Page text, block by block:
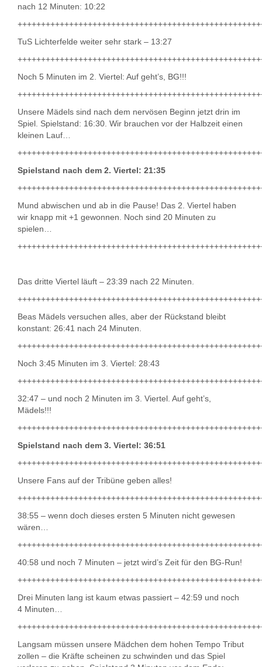
nach 12 Minuten: 10:22
TuS Lichterfelde weiter sehr stark – 13:27
Noch 5 Minuten im 2. Viertel: Auf geht’s, BG!!!
Unsere Mädels sind nach dem nervösen Beginn jetzt drin im
Spiel. Spielstand: 16:30. Wir brauchen vor der Halbzeit einen
kleinen Lauf…
Spielstand nach dem 2. Viertel: 21:35
Mund abwischen und ab in die Pause! Das 2. Viertel haben
wir knapp mit +1 gewonnen. Noch sind 20 Minuten zu
spielen…
Das dritte Viertel läuft – 23:39 nach 22 Minuten.
Beas Mädels versuchen alles, aber der Rückstand bleibt
konstant: 26:41 nach 24 Minuten.
Noch 3:45 Minuten im 3. Viertel: 28:43
32:47 – und noch 2 Minuten im 3. Viertel. Auf geht’s,
Mädels!!!
Spielstand nach dem 3. Viertel: 36:51
Unsere Fans auf der Tribüne geben alles!
38:55 – wenn doch dieses ersten 5 Minuten nicht gewesen
wären…
40:58 und noch 7 Minuten – jetzt wird’s Zeit für den BG-Run!
Drei Minuten lang ist kaum etwas passiert – 42:59 und noch
4 Minuten…
Langsam müssen unsere Mädchen dem hohen Tempo Tribut
zollen – die Kräfte scheinen zu schwinden und das Spiel